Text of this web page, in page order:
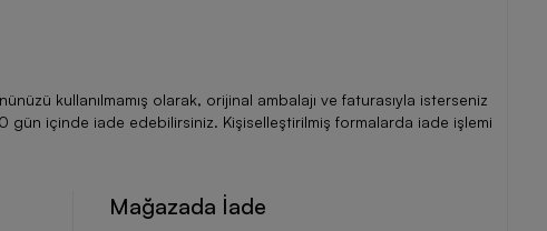
kullanılmamış olarak, orijinal ambalajı ve faturasıyla isterseniz
gün içinde iade edebilirsiniz. Kişiselleştirilmiş formalarda iade işlemi
Mağazada İade